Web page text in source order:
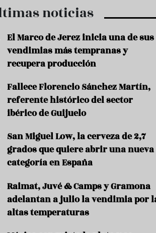
d
o
n
e
s
r
a
n
noticias
El Marco de Jerez inicia una de sus
vendimias más tempranas y
recupera producción
Fallece Florencio Sánchez Martín,
referente histórico del sector
ibérico de Guijuelo
San Miguel Low, la cerveza de 2,7
grados que quiere abrir una nueva
categoría en España
Raimat, Juvé & Camps y Gramona
adelantan a julio la vendimia por
altas temperaturas